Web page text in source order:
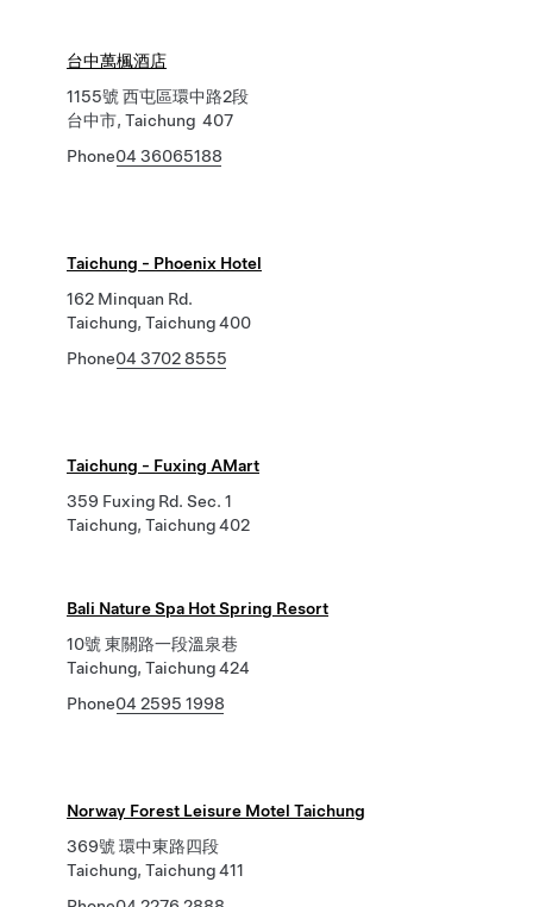
台中萬楓酒店
1155號 西屯區環中路2段
台中市, Taichung 407
Phone04 36065188
Taichung - Phoenix Hotel
162 Minquan Rd.
Taichung, Taichung 400
Phone04 3702 8555
Taichung - Fuxing AMart
359 Fuxing Rd. Sec. 1
Taichung, Taichung 402
Bali Nature Spa Hot Spring Resort
10號 東關路一段溫泉巷
Taichung, Taichung 424
Phone04 2595 1998
Norway Forest Leisure Motel Taichung
369號 環中東路四段
Taichung, Taichung 411